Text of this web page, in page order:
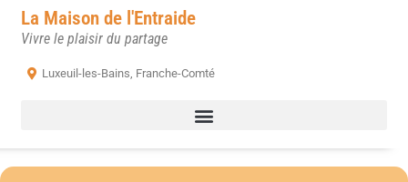
La Maison de l'Entraide
Vivre le plaisir du partage
Luxeuil-les-Bains, Franche-Comté